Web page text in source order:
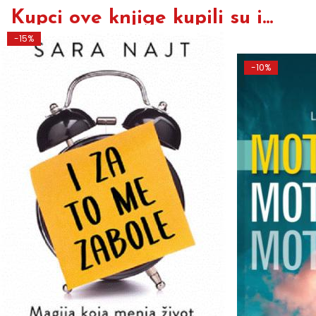
Kupci ove knjige kupili su i...
-15%
-10%